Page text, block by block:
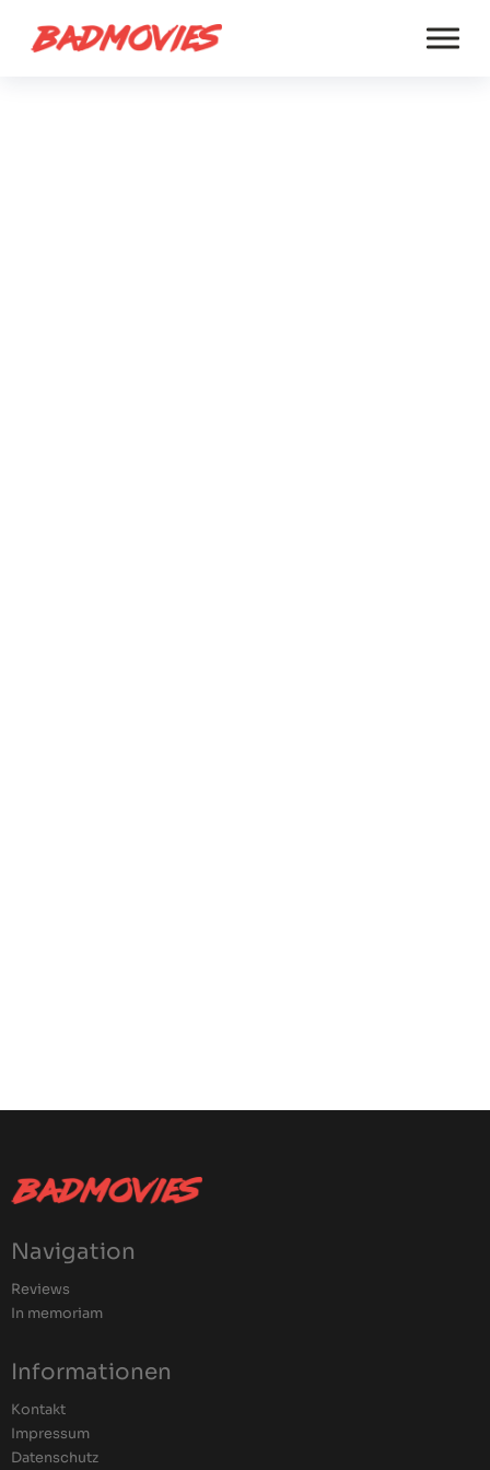
Navigation
Reviews
In memoriam
Informationen
Kontakt
Impressum
Datenschutz